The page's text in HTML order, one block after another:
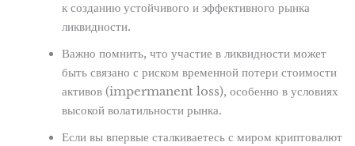
к созданию устойчивого и эффективного рынка
ликвидности.
Важно помнить, что участие в ликвидности может
быть связано с риском временной потери стоимости
активов (impermanent loss), особенно в условиях
высокой волатильности рынка.
Если вы впервые сталкиваетесь с миром криптовалют